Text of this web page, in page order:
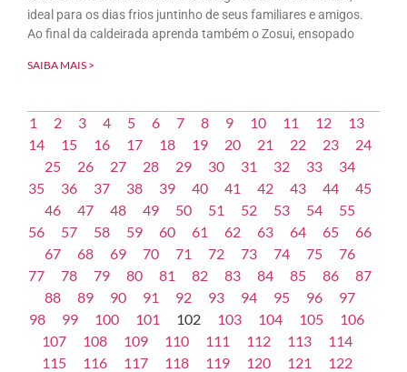
ideal para os dias frios juntinho de seus familiares e amigos.
Ao final da caldeirada aprenda também o Zosui, ensopado
SAIBA MAIS >
1 2 3 4 5 6 7 8 9 10 11 12
13
14
15 16 17 18 19 20 21 22 23
24
25
26 27 28 29 30 31 32 33
34
35
36 37 38 39 40 41 42 43 44
45
46
47 48 49 50 51 52 53 54
55
56
57 58 59 60 61 62 63 64 65
66
67
68 69 70 71 72 73 74 75
76
77
78 79 80 81 82 83 84 85 86
87
88
89 90 91 92 93 94 95 96
97
98
99 100 101 102 103 104 105
106
107
108 109 110 111 112 113
114
115
116 117 118 119 120 121
122